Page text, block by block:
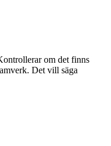
om det finns
Det vill säga